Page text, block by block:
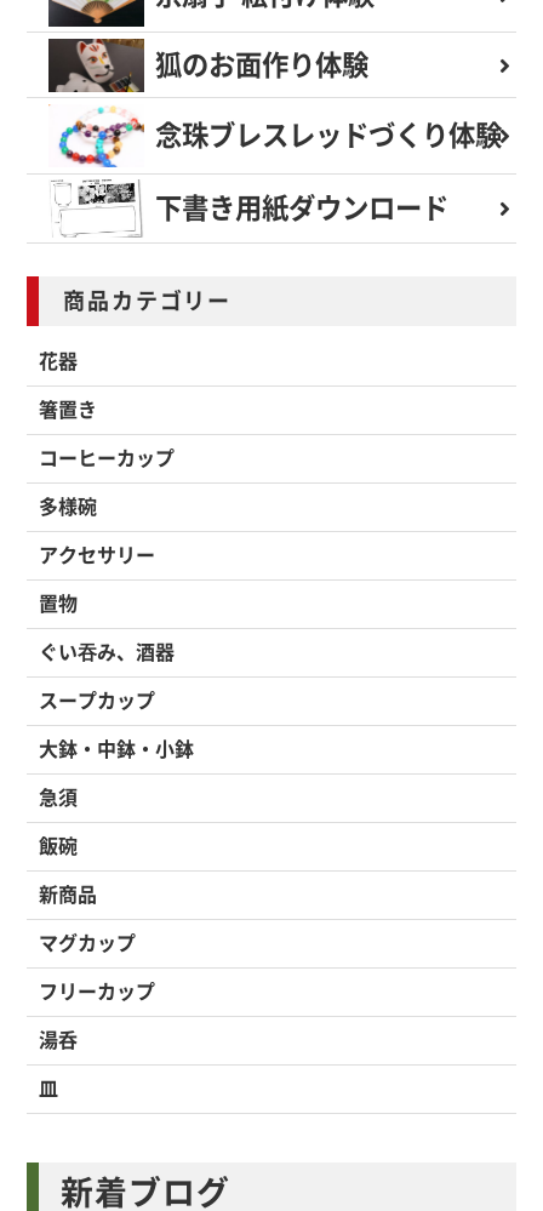
狐のお面作り体験
念珠ブレスレッドづくり体験
下書き用紙ダウンロード
商品カテゴリー
花器
箸置き
コーヒーカップ
多様碗
アクセサリー
置物
ぐい吞み、酒器
スープカップ
大鉢・中鉢・小鉢
急須
飯碗
新商品
マグカップ
フリーカップ
湯呑
皿
新着ブログ